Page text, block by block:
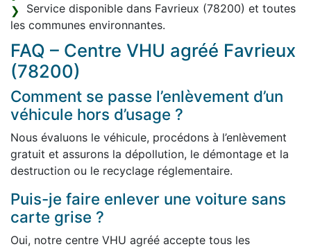
Service disponible dans Favrieux (78200) et toutes
les communes environnantes.
FAQ – Centre VHU agréé Favrieux
(78200)
Comment se passe l’enlèvement d’un
véhicule hors d’usage ?
Nous évaluons le véhicule, procédons à l’enlèvement
gratuit et assurons la dépollution, le démontage et la
destruction ou le recyclage réglementaire.
Puis-je faire enlever une voiture sans
carte grise ?
Oui, notre centre VHU agréé accepte tous les